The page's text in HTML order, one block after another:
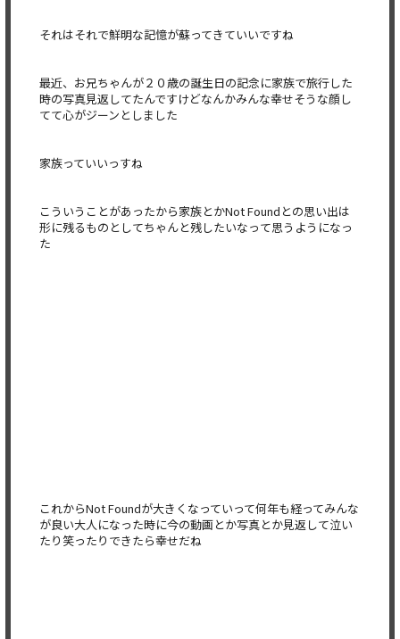
それはそれで鮮明な記憶が蘇ってきていいですね
最近、 お兄ちゃんが２０歳の誕生日の記念に家族で旅行した
時の写真見返 してたんですけどなんかみんな幸せそうな顔し
てて心がジーンとしました
家族っていいっすね
こういうことがあったから家族とかNot Foundとの思い出は
形に残るものとしてちゃんと残したいなって思うようになっ
た
これからNot Foundが大きくなっていって何年も経ってみんな
が良い大人になった時に今の動画とか写真とか見返して泣い
たり笑ったりできたら幸せだね